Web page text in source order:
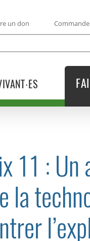
un don
11 : Un
la